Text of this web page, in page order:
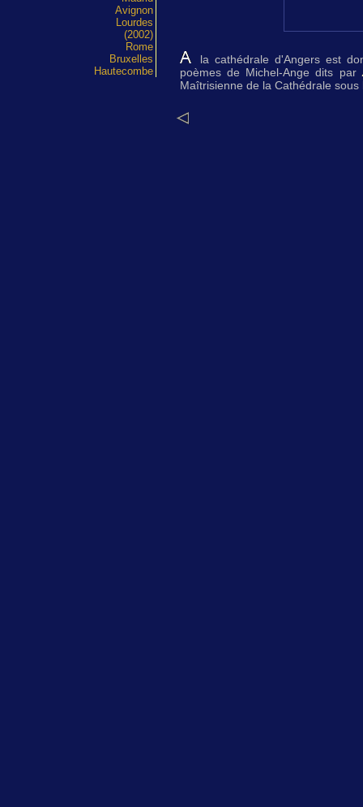
Avignon
Lourdes
(2002)
Rome
Bruxelles
Hautecombe
la cathédrale d'Angers est
poèmes de Michel-Ange dits par
Maîtrisienne de la Cathédrale